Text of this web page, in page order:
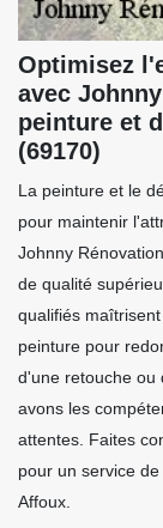
Optimisez
avec
peinture et
(69170)
La peinture et le
pour maintenir
Johnny
de qualité
qualifiés
peinture pour
d'une retouche ou
avons les
attentes. Faites
pour un service
Affoux.